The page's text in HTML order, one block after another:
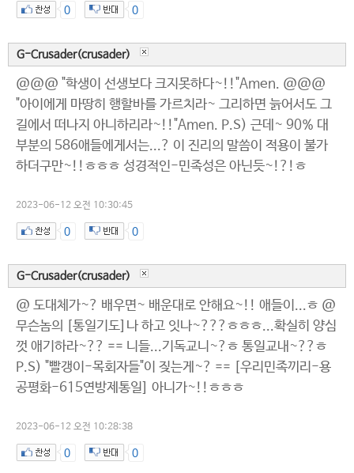
0 0
G-Crusader(crusader)
@@@ "학생이 선생보다 크지못하다~!!"Amen. @@@
"아이에게 마땅히 행할바를 가르치라~ 그리하면 늙어서도 그
길에서 떠나지 아니하리라~!!"Amen. P.S) 근데~ 90% 대
부분의 586애들에게서는...? 이 진리의 말씀이 적용이 불가
하더구만~!!ㅎㅎㅎ 성경적인-민족성은 아닌듯~!?!ㅎ
2023-06-12 오전 10:30:45
0 0
G-Crusader(crusader)
@ 도대체가~? 배우면~ 배운대로 안해요~!! 애들이...ㅎ @
무슨놈의 [통일기도]나 하고 잇나~???ㅎㅎㅎ...확실히 양심
껏 애기하라~?? == 니들...기독교니~?ㅎ 통일교내~??ㅎ
P.S) "빨갱이-목회자들"이 짖는게~? == [우리민족끼리-용
공평화-615연방제통일] 아니가~!!ㅎㅎㅎ
2023-06-12 오전 10:28:38
0 0